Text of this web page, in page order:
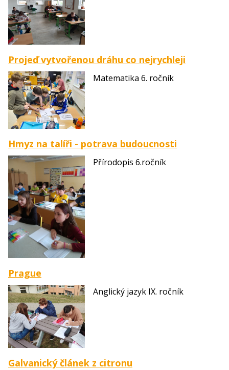
Projeď vytvořenou dráhu co nejrychleji
Matematika 6. ročník
Hmyz na talíři - potrava budoucnosti
Přírodopis 6.ročník
Prague
Anglický jazyk IX. ročník
Galvanický článek z citronu